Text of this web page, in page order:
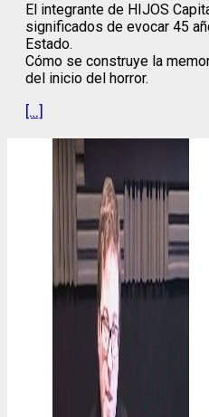
El integrante de HIJOS
significados de evocar 45
Estado.
Cómo se construye la
del inicio del horror.
[…]